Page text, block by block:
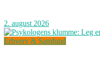
2. august 2026
Erhverv & Samfund